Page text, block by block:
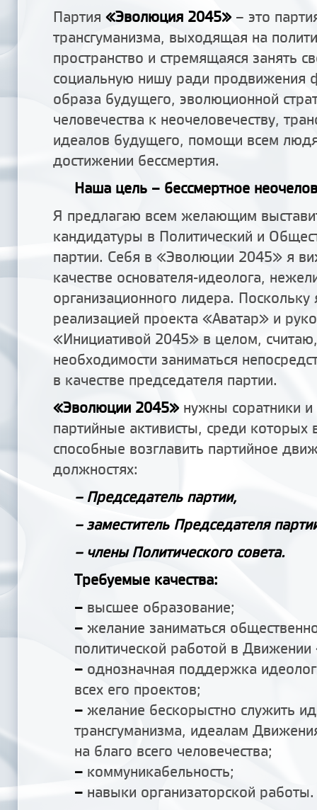
Партия «Эволюция 2045»– это
трансгуманизма, выходящая на
пространство и стремящаяся занять
социальную нишу ради продвижения
образа будущего, эволюционной
человечества к неочеловечеству,
идеалов будущего, помощи всем
достижении бессмертия.
Наша цель – бессмертное
Я предлагаю всем желающим
кандидатуры в Политический и
партии. Себя в «Эволюции 2045» я
качестве основателя-идеолога,
организационного лидера.
реализацией проекта «Аватар» и
«Инициативой 2045» в целом,
необходимости заниматься
в качестве председателя партии.
«Эволюции 2045» нужны соратники
партийные активисты, среди
способные возглавить партийное
должностях:
– Председатель партии,
– заместитель Председателя
– члены Политического совета.
Требуемые качества:
– высшее образование;
– желание заниматься
политической работой в
– однозначная поддержка
всех его проектов;
– желание бескорыстно служить
трансгуманизма, идеалам
на благо всего человечества;
– коммуникабельность;
– навыки организаторской работы.